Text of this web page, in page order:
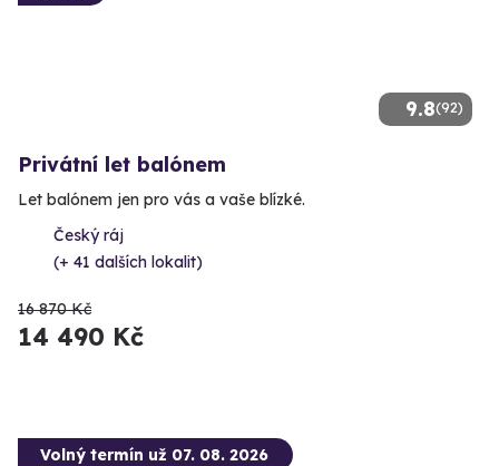
9.8(92)
Privátní let balónem
Let balónem jen pro vás a vaše blízké.
Český ráj
(+ 41 dalších lokalit)
16 870 Kč
14 490 Kč
Volný termín už 07. 08. 2026